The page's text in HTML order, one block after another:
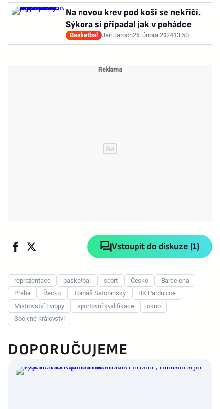
Na novou krev pod koši se nekřičí.
Sýkora si připadal jak v pohádce
Basketbal Jan Jaroch25. února 202413:50
Vstoupit do diskuze (1)
reprezentace basketbal sport Česko
Barcelona
Praha
Řecko Tomáš Satoranský
BK Pardubice
Mistrovství Evropy
sportovní kvalifikace
okno
Spojené království
DOPORUČUJEME